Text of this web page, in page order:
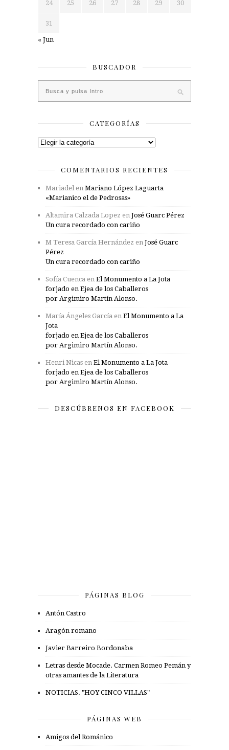
24 25 26 27 28 29 30
31
« Jun
BUSCADOR
CATEGORÍAS
Categorías
COMENTARIOS RECIENTES
Mariadelen Mariano López Laguarta
«Marianico el de Pedrosas»
Altamira Calzada Lopez en José Guarc Pérez
Un cura recordado con cariño
M Teresa García Hernández en José Guarc
Pérez
Un cura recordado con cariño
Sofía Cuenca en El Monumento a La Jota
forjado en Ejea de los Caballeros
por Argimiro Martín Alonso.
María Ángeles García en El Monumento a La
Jota
forjado en Ejea de los Caballeros
por Argimiro Martín Alonso.
Henri Nicas en El Monumento a La Jota
forjado en Ejea de los Caballeros
por Argimiro Martín Alonso.
DESCÚBRENOS EN FACEBOOK
PÁGINAS BLOG
Antón Castro
Aragón romano
Javier Barreiro Bordonaba
Letras desde Mocade. Carmen Romeo Pemán y
otras amantes de la Literatura
NOTICIAS. "HOY CINCO VILLAS"
PÁGINAS WEB
Amigos del Románico